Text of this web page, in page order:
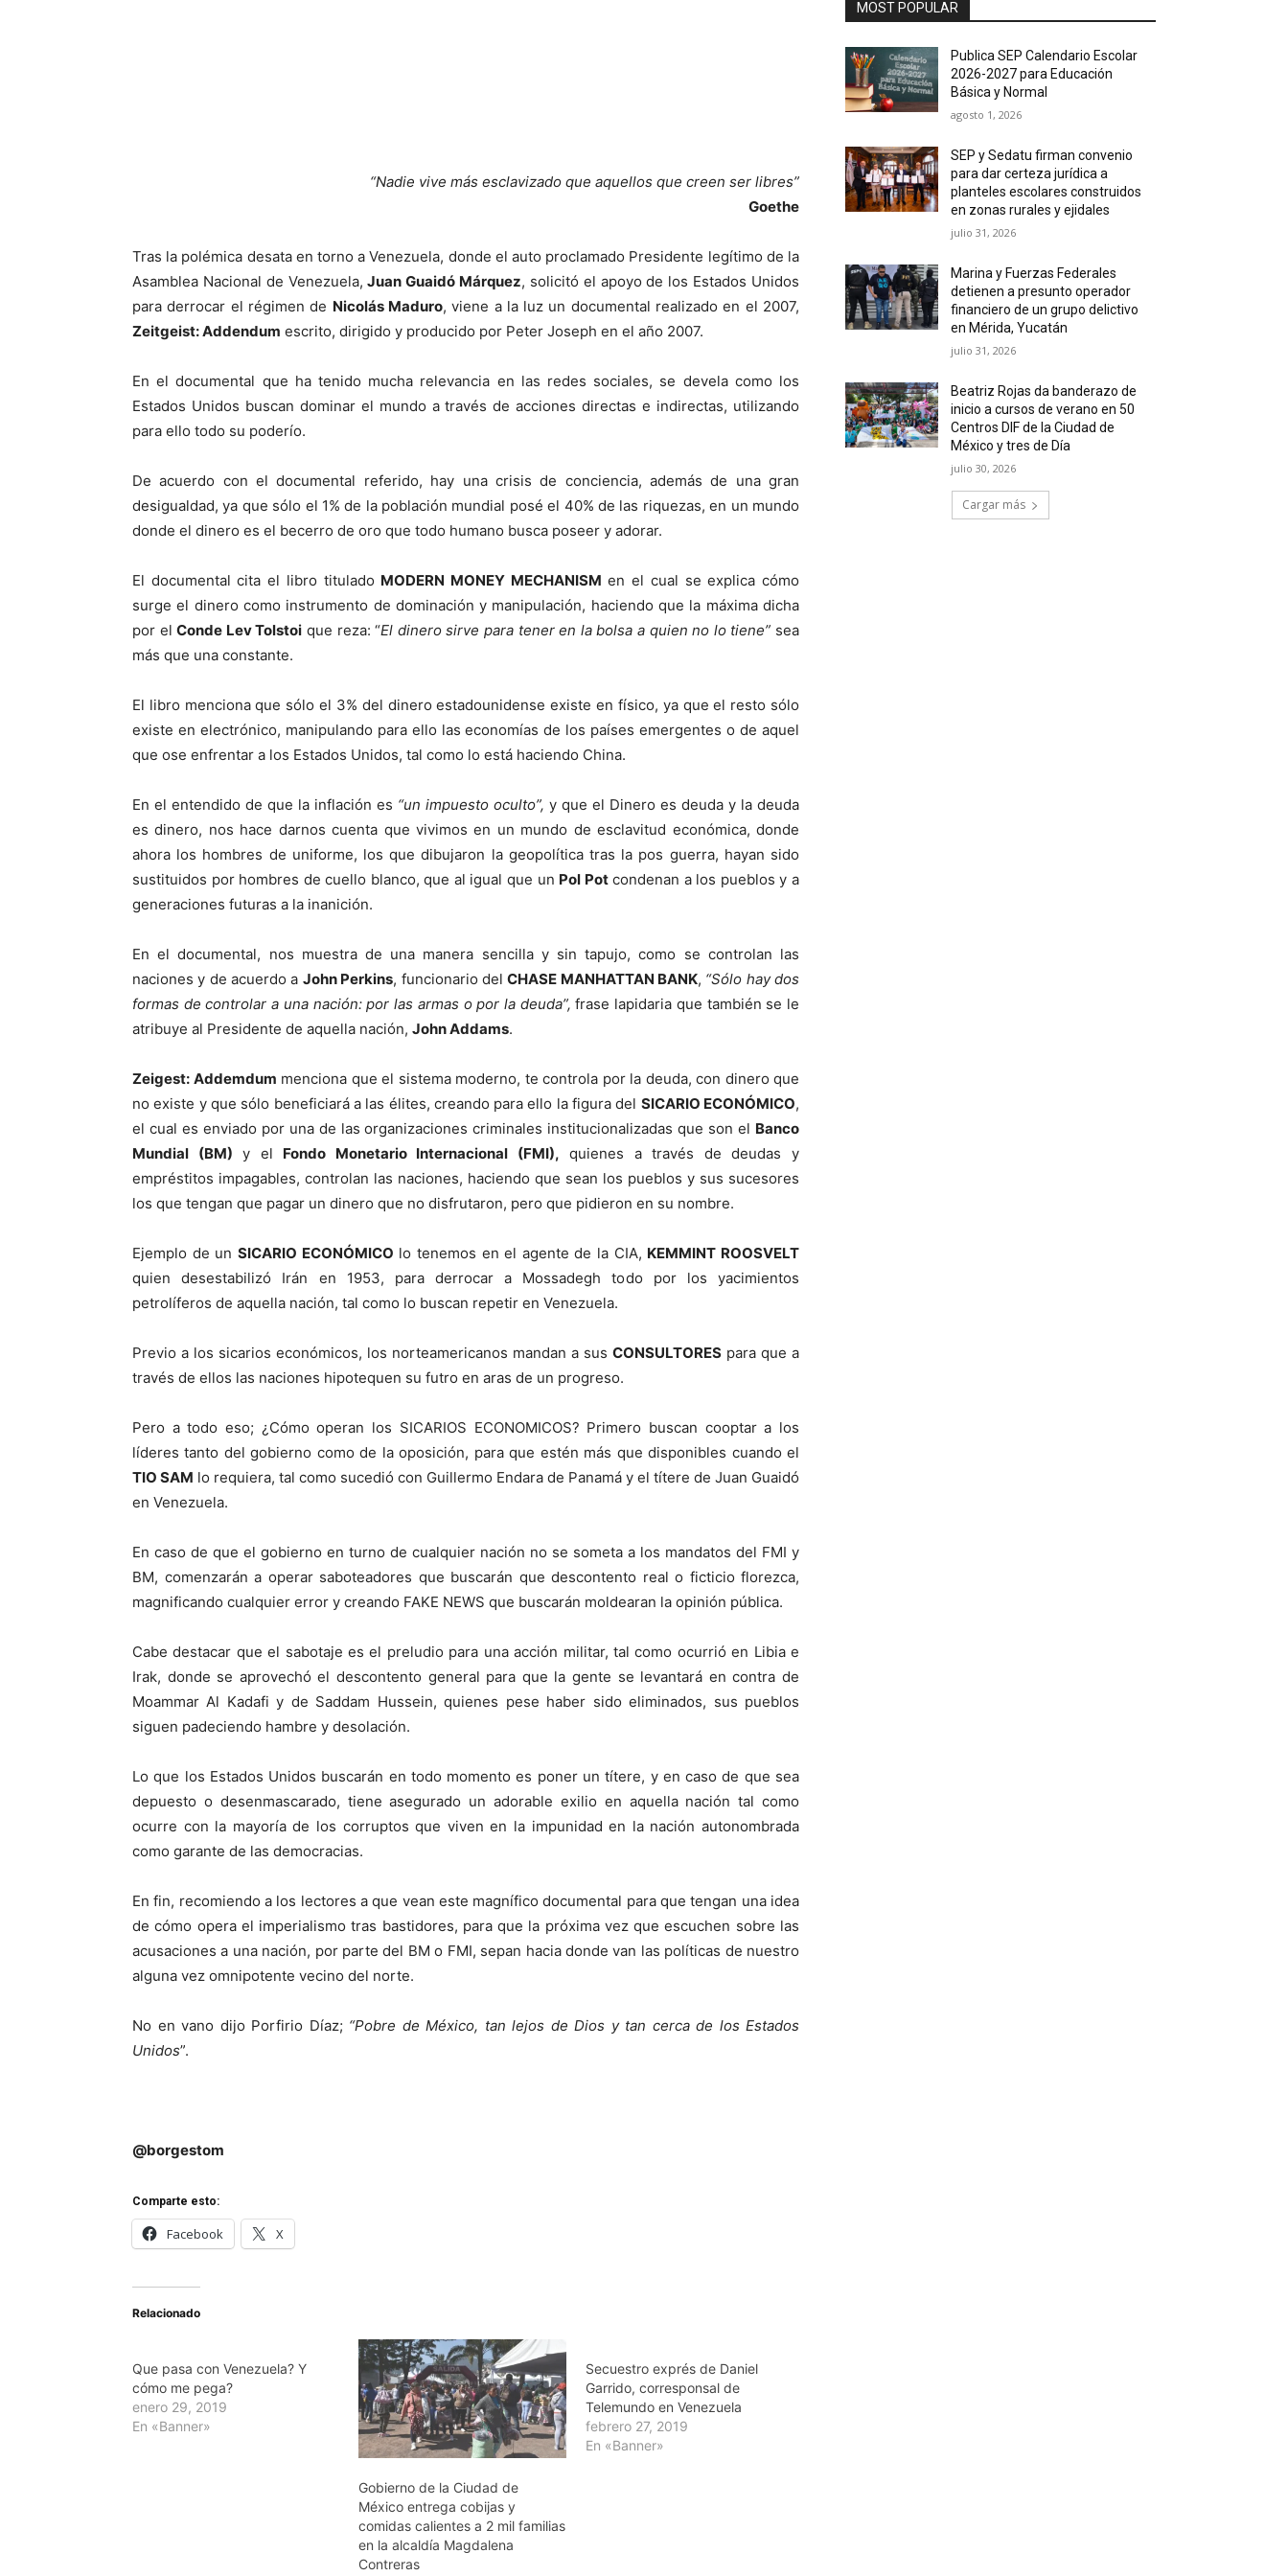
“Nadie vive más esclavizado que aquellos que creen ser libres”
Goethe
Tras la polémica desata en torno a Venezuela, donde el auto proclamado Presidente legítimo de la
Asamblea Nacional de Venezuela,Juan Guaidó Márquez, solicitó el apoyo de los Estados Unidos
para derrocar el régimen de Nicolás Maduro, viene a la luz un documental realizado en el 2007,
Zeitgeist: Addendum escrito, dirigido y producido por Peter Joseph en el año 2007.
En el documental que ha tenido mucha relevancia en las redes sociales, se devela como los
Estados Unidos buscan dominar el mundo a través de acciones directas e indirectas, utilizando
para ello todo su poderío.
De acuerdo con el documental referido, hay una crisis de conciencia, además de una gran
desigualdad, ya que sólo el 1% de la población mundial posé el 40% de las riquezas, en un mundo
donde el dinero es el becerro de oro que todo humano busca poseer y adorar.
El documental cita el libro titulado MODERN MONEY MECHANISM en el cual se explica cómo
surge el dinero como instrumento de dominación y manipulación, haciendo que la máxima dicha
por elConde Lev Tolstoi que reza: “El dinero sirve para tener en la bolsa a quien no lo tiene” sea
más que una constante.
El libro menciona que sólo el 3% del dinero estadounidense existe en físico, ya que el resto sólo
existe en electrónico, manipulando para ello las economías de los países emergentes o de aquel
que ose enfrentar a los Estados Unidos, tal como lo está haciendo China.
En el entendido de que la inflación es “un impuesto oculto”, y que el Dinero es deuda y la deuda
es dinero, nos hace darnos cuenta que vivimos en un mundo de esclavitud económica, donde
ahora los hombres de uniforme, los que dibujaron la geopolítica tras la pos guerra, hayan sido
sustituidos por hombres de cuello blanco, que al igual que un Pol Potcondenan a los pueblos y a
generaciones futuras a la inanición.
En el documental, nos muestra de una manera sencilla y sin tapujo, como se controlan las
naciones y de acuerdo a John Perkins, funcionario delCHASE MANHATTAN BANK, “Sólo hay dos
formas de controlar a una nación: por las armas o por la deuda”, frase lapidaria que también se le
atribuye al Presidente de aquella nación, John Addams.
Zeigest: Addemdum menciona que el sistema moderno, te controla por la deuda, con dinero que
no existe y que sólo beneficiará a las élites, creando para ello la figura del SICARIO ECONÓMICO,
el cual es enviado por una de las organizaciones criminales institucionalizadas que son el Banco
Mundial (BM) y el Fondo Monetario Internacional (FMI), quienes a través de deudas y
empréstitos impagables, controlan las naciones, haciendo que sean los pueblos y sus sucesores
los que tengan que pagar un dinero que no disfrutaron, pero que pidieron en su nombre.
Ejemplo de un SICARIO ECONÓMICO lo tenemos en el agente de la CIA, KEMMINT ROOSVELT
quien desestabilizó Irán en 1953, para derrocar a Mossadegh todo por los yacimientos
petrolíferos de aquella nación, tal como lo buscan repetir en Venezuela.
Previo a los sicarios económicos, los norteamericanos mandan a sus CONSULTORES para que a
través de ellos las naciones hipotequen su futro en aras de un progreso.
Pero a todo eso; ¿Cómo operan los SICARIOS ECONOMICOS? Primero buscan cooptar a los
líderes tanto del gobierno como de la oposición, para que estén más que disponibles cuando el
TIO SAM lo requiera, tal como sucedió con Guillermo Endara de Panamá y el títere de Juan Guaidó
en Venezuela.
En caso de que el gobierno en turno de cualquier nación no se someta a los mandatos del FMI y
BM, comenzarán a operar saboteadores que buscarán que descontento real o ficticio florezca,
magnificando cualquier error y creando FAKE NEWS que buscarán moldearan la opinión pública.
Cabe destacar que el sabotaje es el preludio para una acción militar, tal como ocurrió en Libia e
Irak, donde se aprovechó el descontento general para que la gente se levantará en contra de
Moammar Al Kadafi y de Saddam Hussein, quienes pese haber sido eliminados, sus pueblos
siguen padeciendo hambre y desolación.
Lo que los Estados Unidos buscarán en todo momento es poner un títere, y en caso de que sea
depuesto o desenmascarado, tiene asegurado un adorable exilio en aquella nación tal como
ocurre con la mayoría de los corruptos que viven en la impunidad en la nación autonombrada
como garante de las democracias.
En fin, recomiendo a los lectores a que vean este magnífico documental para que tengan una idea
de cómo opera el imperialismo tras bastidores, para que la próxima vez que escuchen sobre las
acusaciones a una nación, por parte del BM o FMI, sepan hacia donde van las políticas de nuestro
alguna vez omnipotente vecino del norte.
No en vano dijo Porfirio Díaz; “Pobre de México, tan lejos de Dios y tan cerca de los Estados
Unidos”.
@borgestom
Comparte esto:
Facebook X
Relacionado
Que pasa con Venezuela? Y
cómo me pega?
enero 29, 2019
En «Banner»
Gobierno de la Ciudad de
México entrega cobijas y
comidas calientes a 2 mil familias
en la alcaldía Magdalena
Contreras
Secuestro exprés de Daniel
Garrido, corresponsal de
Telemundo en Venezuela
febrero 27, 2019
En «Banner»
MOST POPULAR
Publica SEP Calendario Escolar
2026-2027 para Educación
Básica y Normal
agosto 1, 2026
SEP y Sedatu firman convenio
para dar certeza jurídica a
planteles escolares construidos
en zonas rurales y ejidales
julio 31, 2026
Marina y Fuerzas Federales
detienen a presunto operador
financiero de un grupo delictivo
en Mérida, Yucatán
julio 31, 2026
Beatriz Rojas da banderazo de
inicio a cursos de verano en 50
Centros DIF de la Ciudad de
México y tres de Día
julio 30, 2026
Cargar más